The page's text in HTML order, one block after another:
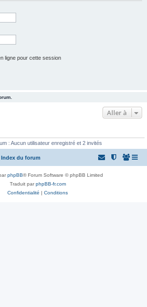
ligne pour cette session
Aller à
: Aucun utilisateur enregistré et 2 invités
Index du forum
phpBB® Forum Software © phpBB Limited
Traduit parphpBB-fr.com
Confidentialité | Conditions